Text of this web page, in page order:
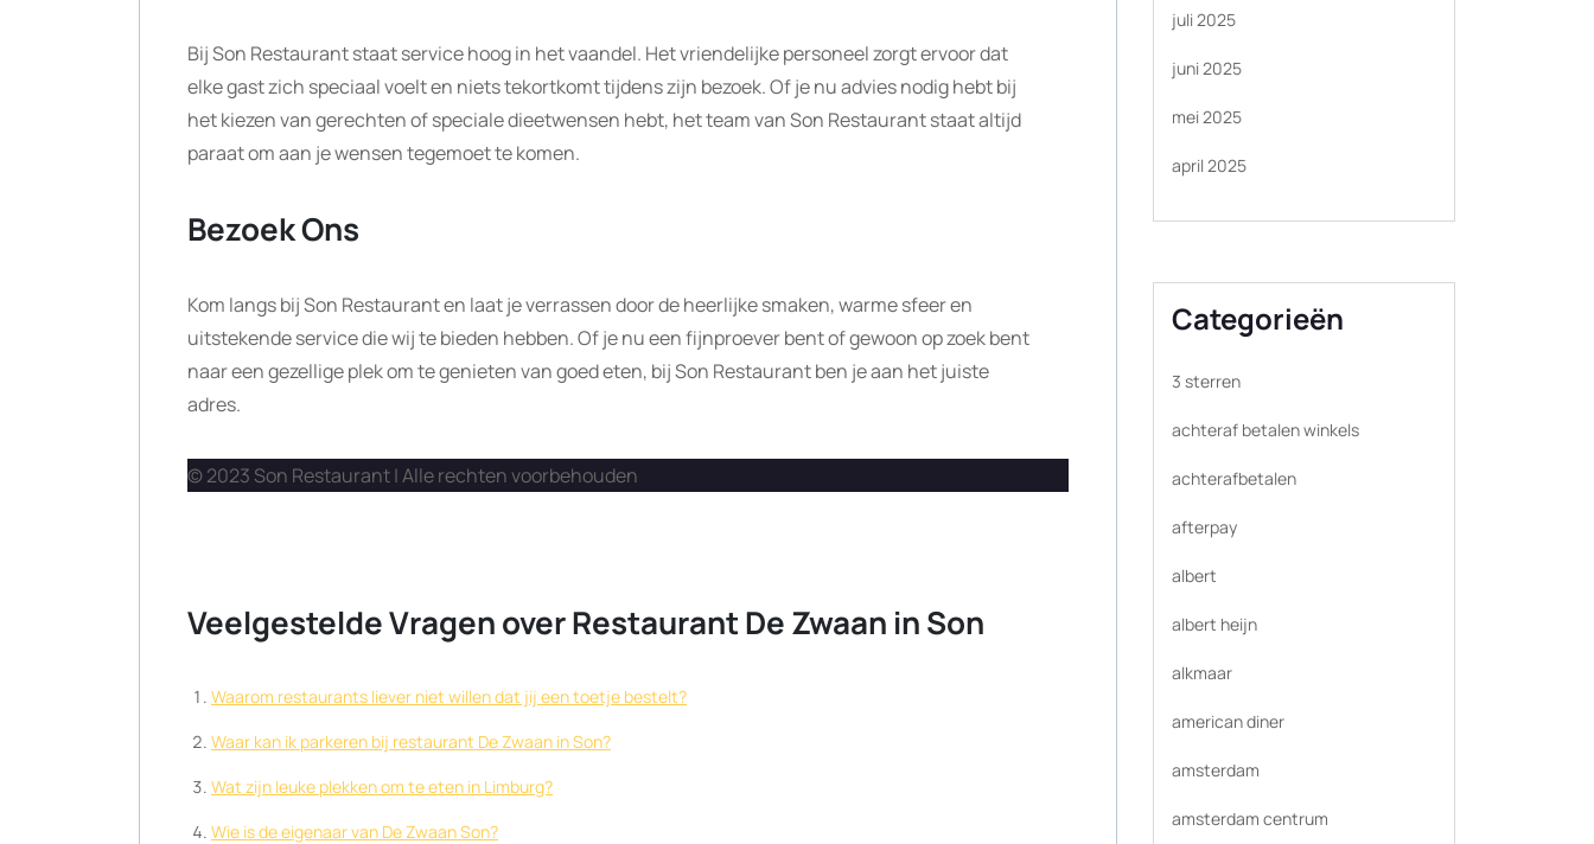
Bij Son Restaurant staat service hoog in het vaandel. Het vriendelijke personeel zorgt ervoor dat
elke gast zich speciaal voelt en niets tekortkomt tijdens zijn bezoek. Of je nu advies nodig hebt bij
het kiezen van gerechten of speciale dieetwensen hebt, het team van Son Restaurant staat altijd
paraat om aan je wensen tegemoet te komen.
Bezoek Ons
Kom langs bij Son Restaurant en laat je verrassen door de heerlijke smaken, warme sfeer en
uitstekende service die wij te bieden hebben. Of je nu een fijnproever bent of gewoon op zoek bent
naar een gezellige plek om te genieten van goed eten, bij Son Restaurant ben je aan het juiste
adres.
© 2023 Son Restaurant | Alle rechten voorbehouden
Veelgestelde Vragen over Restaurant De Zwaan in Son
Waarom restaurants liever niet willen dat jij een toetje bestelt?
Waar kan ik parkeren bij restaurant De Zwaan in Son?
Wat zijn leuke plekken om te eten in Limburg?
Wie is de eigenaar van De Zwaan Son?
juli 2025
juni 2025
mei 2025
april 2025
Categorieën
3 sterren
achteraf betalen winkels
achterafbetalen
afterpay
albert
albert heijn
alkmaar
american diner
amsterdam
amsterdam centrum